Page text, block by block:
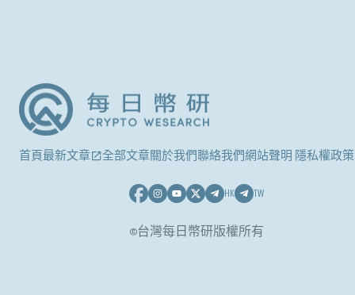
首頁最新文章 全部文章關於我們聯絡我們網站聲明 隱私權政策
HK TW
©台灣每日幣研版權所有